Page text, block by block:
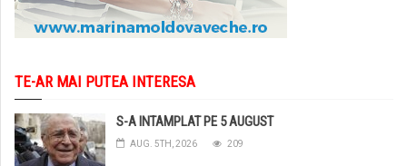
TE-AR MAI PUTEA INTERESA
S-A INTAMPLAT PE 5 AUGUST
AUG. 5TH, 2026 209